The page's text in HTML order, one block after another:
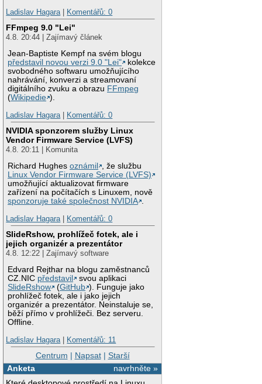
Ladislav Hagara| Komentářů: 0
FFmpeg 9.0 "Lei"
4.8. 20:44 | Zajímavý článek
Jean-Baptiste Kempf na svém blogu
představil novou verzi 9.0 "Lei"
kolekce
svobodného softwaru umožňujícího
nahrávání, konverzi a streamovaní
digitálního zvuku a obrazu FFmpeg
(Wikipedie ).
Ladislav Hagara| Komentářů: 0
NVIDIA sponzorem služby Linux
Vendor Firmware Service (LVFS)
4.8. 20:11 | Komunita
Richard Hughesoznámil
, že službu
Linux Vendor Firmware Service (LVFS)
umožňující aktualizovat firmware
zařízení na počítačích s Linuxem, nově
sponzoruje také společnost NVIDIA .
Ladislav Hagara| Komentářů: 0
SlideRshow, prohlížeč fotek, ale i
jejich organizér a prezentátor
4.8. 12:22 | Zajímavý software
Edvard Rejthar na blogu zaměstnanců
CZ.NIC představil
svou aplikaci
SlideRshow
(GitHub ). Funguje jako
prohlížeč fotek, ale i jako jejich
organizér a prezentátor. Neinstaluje se,
běží přímo v prohlížeči. Bez serveru.
Offline.
Ladislav Hagara| Komentářů: 11
Centrum | Napsat| Starší
navrhněte »
Anketa